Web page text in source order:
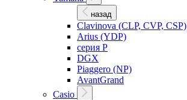
назад
Clavinova (CLP, CVP, CSP)
Arius (YDP)
серия P
DGX
Piaggero (NP)
AvantGrand
Casio